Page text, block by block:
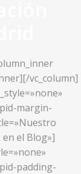
vc_column]
margin-
el Blog»]
padding-